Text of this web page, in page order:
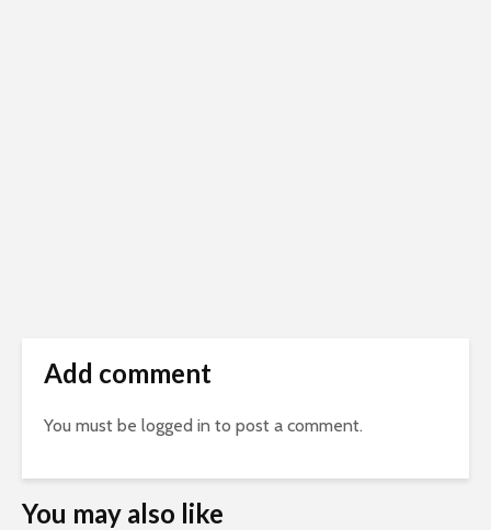
Add comment
You must be logged in to post a comment.
You may also like